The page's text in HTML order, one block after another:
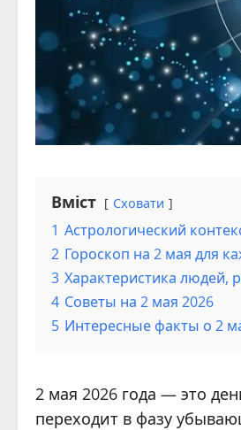
Вміст Сховати
1 Астрологический
2 Гороскоп на 2 мая для
3 Характеристика людей,
4 Советы на 2 мая 2026
5 Интересные факты о 2
2 мая 2026 года — это
переходит в фазу